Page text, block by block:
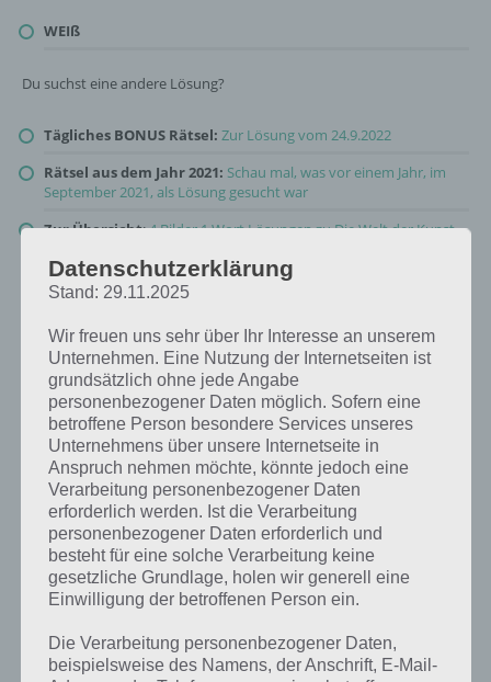
WEIß
Du suchst eine andere Lösung?
Tägliches BONUS Rätsel: Zur Lösung vom 24.9.2022
Rätsel aus dem Jahr 2021: Schau mal, was vor einem Jahr, im
September 2021, als Lösung gesucht war
Zur Übersicht:4 Bilder 1 Wort Lösungen zu Die Welt der Kunst
Datenschutzerklärung
Stand: 29.11.2025
Wir freuen uns sehr über Ihr Interesse an unserem
Unternehmen. Eine Nutzung der Internetseiten ist
grundsätzlich ohne jede Angabe
personenbezogener Daten möglich. Sofern eine
betroffene Person besondere Services unseres
Unternehmens über unsere Internetseite in
Anspruch nehmen möchte, könnte jedoch eine
Verarbeitung personenbezogener Daten
erforderlich werden. Ist die Verarbeitung
personenbezogener Daten erforderlich und
besteht für eine solche Verarbeitung keine
gesetzliche Grundlage, holen wir generell eine
Einwilligung der betroffenen Person ein.
Die Verarbeitung personenbezogener Daten,
beispielsweise des Namens, der Anschrift, E-Mail-